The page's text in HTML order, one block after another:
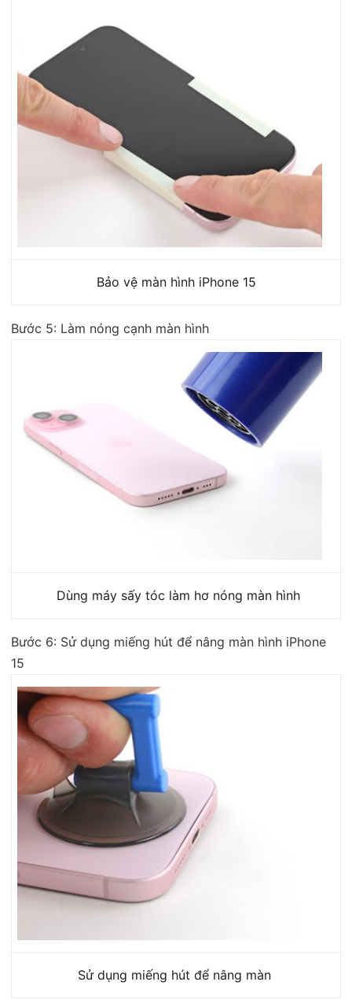
Bảo vệ màn hình iPhone 15
Bước 5: Làm nóng cạnh màn hình
Dùng máy sấy tóc làm hơ nóng màn hình
Bước 6: Sử dụng miếng hút để nâng màn hình iPhone
15
Sử dụng miếng hút để nâng màn